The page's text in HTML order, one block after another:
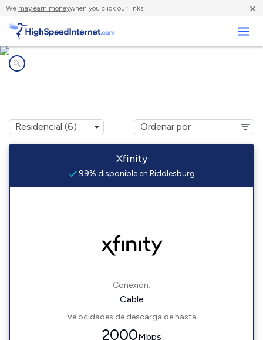
We may earn moneywhen you click our links. ×
Xfinity
99% disponible en Riddlesburg
Conexión:
Cable
Velocidades de descarga de hasta
2000Mbps